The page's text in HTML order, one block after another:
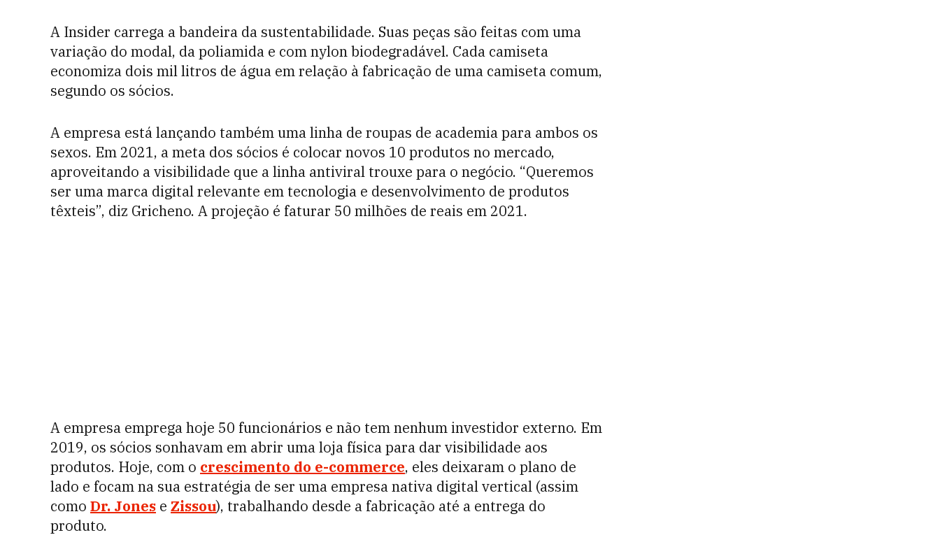
A Insider carrega a bandeira da sustentabilidade. Suas peças são feitas com uma
variação do modal, da poliamida e com nylon biodegradável. Cada camiseta
economiza dois mil litros de água em relação à fabricação de uma camiseta comum,
segundo os sócios.
A empresa está lançando também uma linha de roupas de academia para ambos os
sexos. Em 2021, a meta dos sócios é colocar novos 10 produtos no mercado,
aproveitando a visibilidade que a linha antiviral trouxe para o negócio. “Queremos
ser uma marca digital relevante em tecnologia e desenvolvimento de produtos
têxteis”, diz Gricheno. A projeção é faturar 50 milhões de reais em 2021.
A empresa emprega hoje 50 funcionários e não tem nenhum investidor externo. Em
2019, os sócios sonhavam em abrir uma loja física para dar visibilidade aos
produtos. Hoje, com o crescimento do e-commerce, eles deixaram o plano de
lado e focam na sua estratégia de ser uma empresa nativa digital vertical (assim
como Dr. Jones e Zissou), trabalhando desde a fabricação até a entrega do
produto.